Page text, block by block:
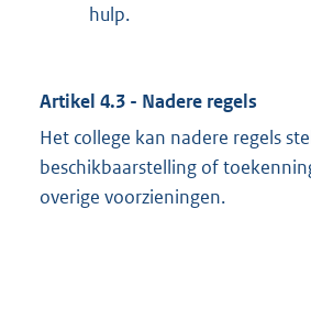
hulp.
Artikel 4.3 - Nadere regels
Het college kan nadere regels
beschikbaarstelling of
overige voorzieningen.